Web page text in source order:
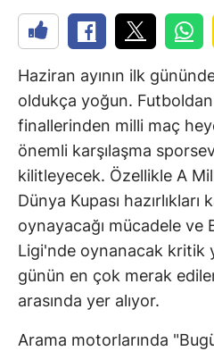
Haziran ayının ilk
oldukça yoğun.
finallerinden milli maç
önemli karşılaşma
kilitleyecek. Özellikle A
Dünya Kupası hazırlıkları
oynayacağı mücadele ve
Ligi'nde oynanacak kritik
günün en çok merak
arasında yer alıyor.
Arama motorlarında